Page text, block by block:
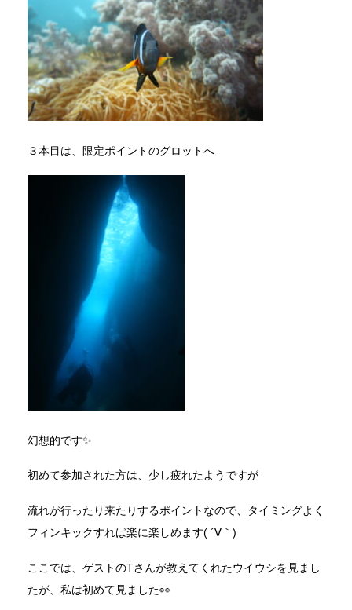
３本目は、限定ポイントのグロットへ
幻想的です✨
初めて参加された方は、少し疲れたようですが
流れが行ったり来たりするポイントなので、タイミングよく
フィンキックすれば楽に楽しめます( ´∀｀)
ここでは、ゲストのTさんが教えてくれたウイウシを見まし
たが、私は初めて見ました👀